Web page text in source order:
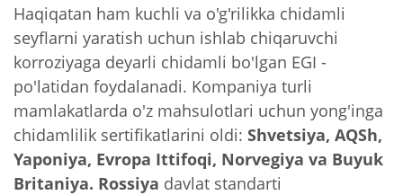
Haqiqatan ham kuchli va o'g'rilikka chidamli
seyflarni yaratish uchun ishlab chiqaruvchi
korroziyaga deyarli chidamli bo'lgan EGI -
po'latidan foydalanadi. Kompaniya turli
mamlakatlarda o'z mahsulotlari uchun yong'inga
chidamlilik sertifikatlarini oldi: Shvetsiya, AQSh,
Yaponiya, Evropa Ittifoqi, Norvegiya va Buyuk
Britaniya. Rossiya davlat standarti